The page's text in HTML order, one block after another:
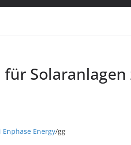
Solaranlagen
Energy/gg